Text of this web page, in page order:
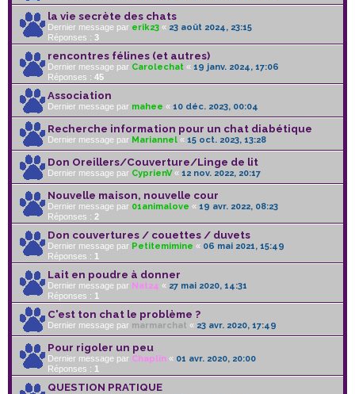
la vie secrète des chats
Dernier message par erik23 « 23 août 2024, 23:15
Réponses : 3
rencontres félines (et autres)
Dernier message par Carolechat « 19 janv. 2024, 17:06
Réponses : 45
Association
Dernier message par mahee « 10 déc. 2023, 00:04
Recherche information pour un chat diabétique
Dernier message par Mariannel « 15 oct. 2023, 13:28
Don Oreillers/Couverture/Linge de lit
Dernier message par CyprienV« 12 nov. 2022, 20:17
Nouvelle maison, nouvelle cour
Dernier message par 01animalove « 19 avr. 2022, 08:23
Réponses : 2
Don couvertures / couettes / duvets
Dernier message par Petitemimine « 06 mai 2021, 15:49
Réponses : 1
Lait en poudre à donner
Dernier message par Nat24 « 27 mai 2020, 14:31
Réponses : 1
C'est ton chat le problème ?
Dernier message par marmarchat « 23 avr. 2020, 17:49
Pour rigoler un peu
Dernier message par Chaplin « 01 avr. 2020, 20:00
Réponses : 1
QUESTION PRATIQUE